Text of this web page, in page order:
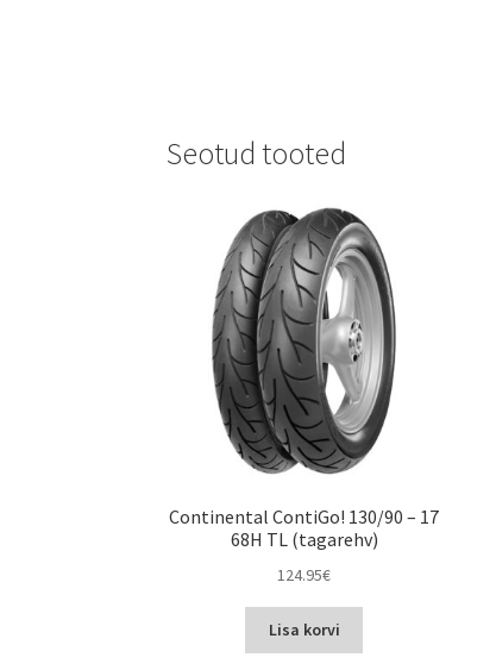
Seotud tooted
Continental ContiGo! 130/90 – 17
68H TL (tagarehv)
124.95€
Lisa korvi